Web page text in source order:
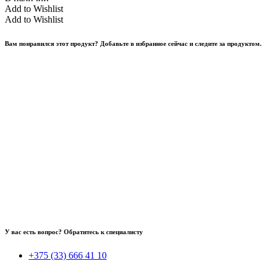
Add to Wishlist
Add to Wishlist
Вам понравился этот продукт? Добавьте в избранное сейчас и следите за продуктом.
У вас есть вопрос? Обратитесь к специалисту
+375 (33) 666 41 10